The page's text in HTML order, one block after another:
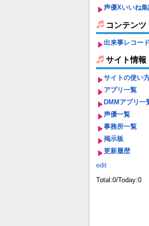
声優Xいいね
コンテンツ
出来事レコード
サイト情報
サイトの使い
アプリ一覧
DMMアプリ一
声優一覧
事務所一覧
掲示板
更新履歴
edit
Total:0/Today:0